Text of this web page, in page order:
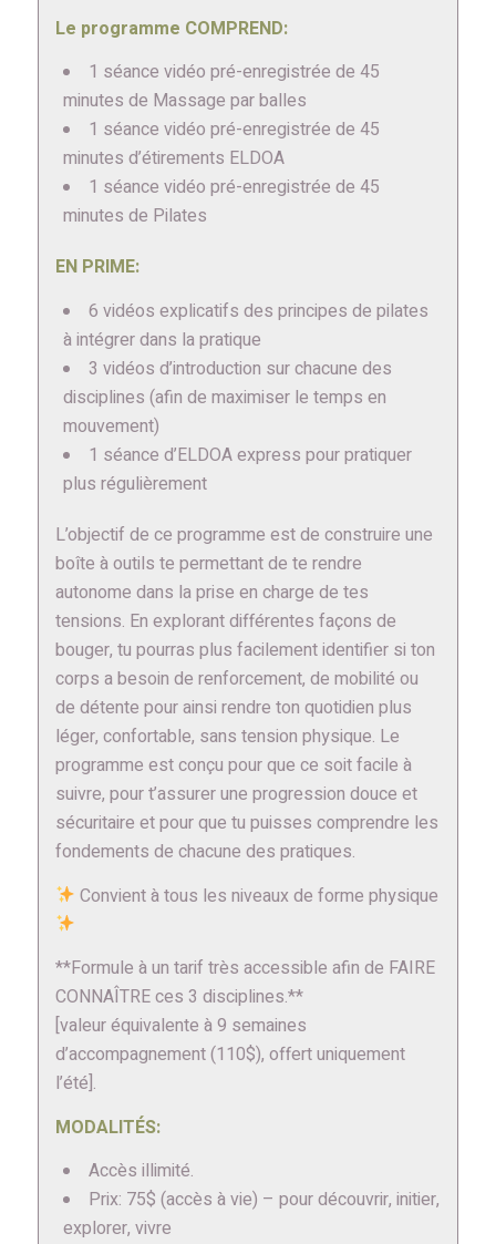
Le programme COMPREND:
1 séance vidéo pré-enregistrée de 45
minutes de Massage par balles
1 séance vidéo pré-enregistrée de 45
minutes d’étirements ELDOA
1 séance vidéo pré-enregistrée de 45
minutes de Pilates
EN PRIME:
6 vidéos explicatifs des principes de pilates
à intégrer dans la pratique
3 vidéos d’introduction sur chacune des
disciplines (afin de maximiser le temps en
mouvement)
1 séance d’ELDOA express pour pratiquer
plus régulièrement
L’objectif de ce programme est de construire une
boîte à outils te permettant de te rendre
autonome dans la prise en charge de tes
tensions. En explorant différentes façons de
bouger, tu pourras plus facilement identifier si ton
corps a besoin de renforcement, de mobilité ou
de détente pour ainsi rendre ton quotidien plus
léger, confortable, sans tension physique. Le
programme est conçu pour que ce soit facile à
suivre, pour t’assurer une progression douce et
sécuritaire et pour que tu puisses comprendre les
fondements de chacune des pratiques.
Convient à tous les niveaux de forme physique
**Formule à un tarif très accessible afin de FAIRE
CONNAÎTRE ces 3 disciplines.**
[valeur équivalente à 9 semaines
d’accompagnement (110$), offert uniquement
l’été].
MODALITÉS:
Accès illimité.
Prix: 75$ (accès à vie) – pour découvrir, initier,
explorer, vivre